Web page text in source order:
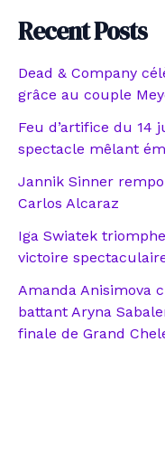
Recent Posts
Dead & Company
grâce au couple
Feu d’artifice du 14
spectacle mêlant
Jannik Sinner
Carlos Alcaraz
Iga Swiatek
victoire
Amanda Anisimova
battant Aryna
finale de Grand